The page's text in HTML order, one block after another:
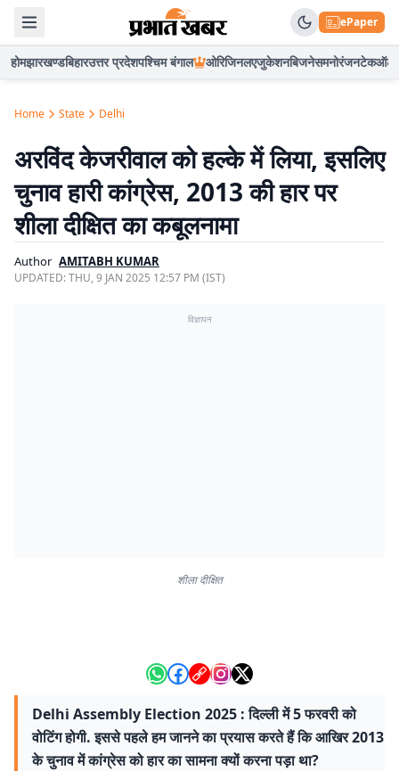
ePaper
होमझारखण्डबिहारउत्तर प्रदेशपश्चिम बंगाल ओरिजिनलएजुकेशनबिजनेसमनोरंजनटेकऑटो
Home State Delhi
अरविंद केजरीवाल को हल्के में लिया, इसलिए
चुनाव हारी कांग्रेस, 2013 की हार पर
शीला दीक्षित का कबूलनामा
Author AMITABH KUMAR
UPDATED:THU, 9 JAN 2025 12:57 PM (IST)
विज्ञापन
शीला दीक्षित
Delhi Assembly Election 2025 : दिल्ली में 5 फरवरी को
वोटिंग होगी. इससे पहले हम जानने का प्रयास करते हैं कि आखिर 2013
के चुनाव में कांग्रेस को हार का सामना क्यों करना पड़ा था?